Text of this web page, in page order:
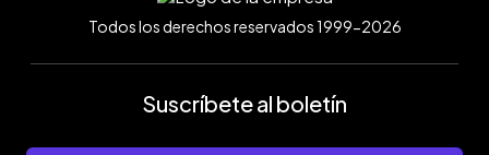
Todos los derechos reservados 1999-2026
Suscríbete al boletín